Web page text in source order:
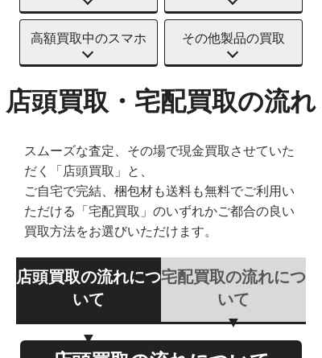
高額買取中のスマホ その他製品の買取
店頭買取・宅配買取の流れ
スムーズな査定、その場で現金買取させていた
だく「店頭買取」と、
ご自宅で完結、梱包材も送料も無料でご利用い
ただける「宅配買取」のいずれかご都合の良い
買取方法をお選びいただけます。
店頭買取の流れにつ
いて
宅配買取の流れにつ
いて